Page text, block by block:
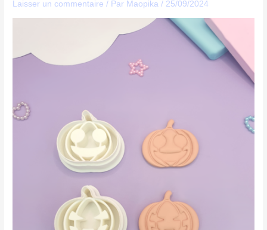
Laisser un commentaire / Par Maopika/ 25/09/2024